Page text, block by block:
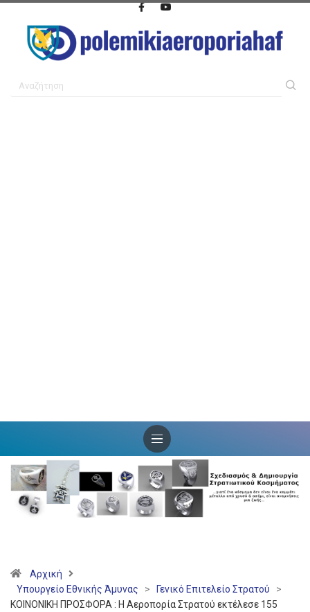
Αρχική
Υπουργείο Εθνικής Άμυνας
> Γενικό Επιτελείο Στρατού
>
ΚΟΙΝΟΝΙΚΗ ΠΡΟΣΦΟΡΑ : Η Αεροπορία Στρατού εκτέλεσε 155